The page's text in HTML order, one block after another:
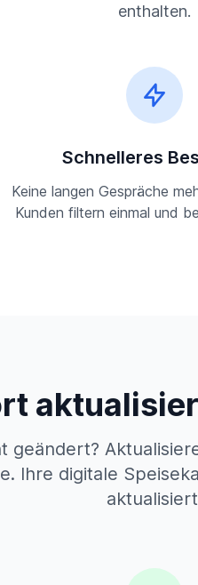
enthalten.
Schnelleres
Keine langen Gespräche
Kunden filtern einmal und
geändert?
Ihre digitale